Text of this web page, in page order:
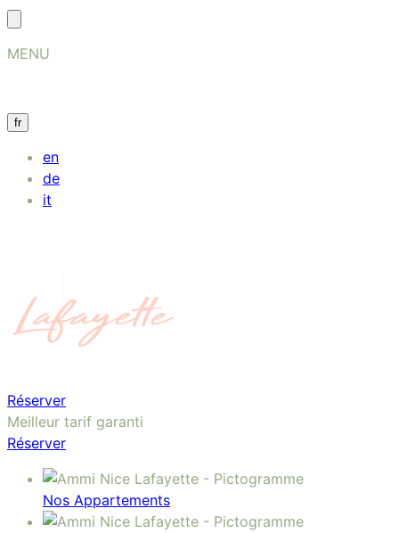
MENU
fr
en
de
it
Réserver
Meilleur tarif garanti
Réserver
Nos Appartements